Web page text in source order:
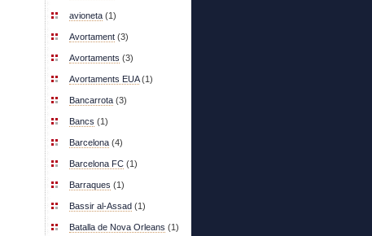
avioneta (1)
Avortament (3)
Avortaments (3)
Avortaments EUA(1)
Bancarrota (3)
Bancs (1)
Barcelona (4)
Barcelona FC (1)
Barraques (1)
Bassir al-Assad (1)
Batalla de Nova Orleans (1)